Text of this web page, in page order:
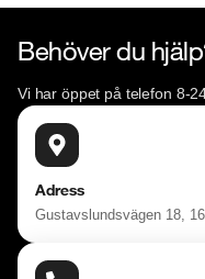
Behöver du
Vi har öppet på telefon 8-
Adress
Gustavslundsvägen 18,